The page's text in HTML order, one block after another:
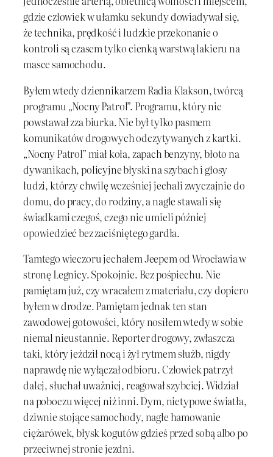
gdzie człowiek w ułamku sekundy dowiadywał się,
że technika, prędkość i ludzkie przekonanie o
kontroli są czasem tylko cienką warstwą lakieru na
masce samochodu.
Byłem wtedy dziennikarzem Radia Klakson, twórcą
programu „Nocny Patrol”. Programu, który nie
powstawał zza biurka. Nie był tylko pasmem
komunikatów drogowych odczytywanych z kartki.
„Nocny Patrol” miał koła, zapach benzyny, błoto na
dywanikach, policyjne błyski na szybach i głosy
ludzi, którzy chwilę wcześniej jechali zwyczajnie do
domu, do pracy, do rodziny, a nagle stawali się
świadkami czegoś, czego nie umieli później
opowiedzieć bez zaciśniętego gardła.
Tamtego wieczoru jechałem Jeepem od Wrocławia w
stronę Legnicy. Spokojnie. Bez pośpiechu. Nie
pamiętam już, czy wracałem z materiału, czy dopiero
byłem w drodze. Pamiętam jednak ten stan
zawodowej gotowości, który nosiłem wtedy w sobie
niemal nieustannie. Reporter drogowy, zwłaszcza
taki, który jeździł nocą i żył rytmem służb, nigdy
naprawdę nie wyłączał odbioru. Człowiek patrzył
dalej, słuchał uważniej, reagował szybciej. Widział
na poboczu więcej niż inni. Dym, nietypowe światła,
dziwnie stojące samochody, nagłe hamowanie
ciężarówek, błysk kogutów gdzieś przed sobą albo po
przeciwnej stronie jezdni.